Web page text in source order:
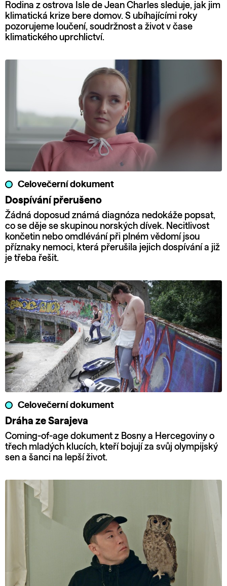
Rodina z ostrova Isle de Jean Charles sleduje, jak jim
klimatická krize bere domov. S ubíhajícími roky
pozorujeme loučení, soudržnost a život v čase
klimatického uprchlictví.
Celovečerní dokument
Dospívání přerušeno
Žádná doposud známá diagnóza nedokáže popsat,
co se děje se skupinou norských dívek. Necitlivost
končetin nebo omdlévání při plném vědomí jsou
příznaky nemoci, která přerušila jejich dospívání a již
je třeba řešit.
Celovečerní dokument
Dráha ze Sarajeva
Coming-of-age dokument z Bosny a Hercegoviny o
třech mladých klucích, kteří bojují za svůj olympijský
sen a šanci na lepší život.